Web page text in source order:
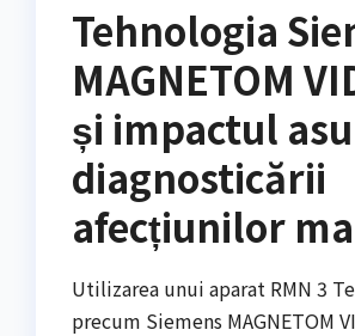
Tehnologia
MAGNETOM
și impactul
diagnosticării
afecțiunilor
Utilizarea unui aparat RMN 3
precum Siemens MAGNETOM